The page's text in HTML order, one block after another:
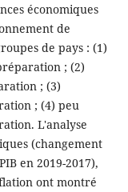
économiques
de
de pays : (1)
; (2)
; (3)
; (4) peu
L'analyse
(changement
en 2019-2017),
ont montré